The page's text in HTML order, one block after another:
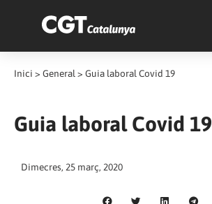
Inici > General > Guia laboral Covid 19
Guia laboral Covid 19
Dimecres, 25 març, 2020